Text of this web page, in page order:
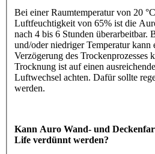
Bei einer Raumtemperatur von 20
Luftfeuchtigkeit von 65% ist die
nach 4 bis 6 Stunden überarbeitbar.
und/oder niedriger Temperatur kann
Verzögerung des Trockenprozesses
Trocknung ist auf einen
Luftwechsel achten. Dafür sollte
werden.
Kann Auro Wand- und
Life verdünnt werden?